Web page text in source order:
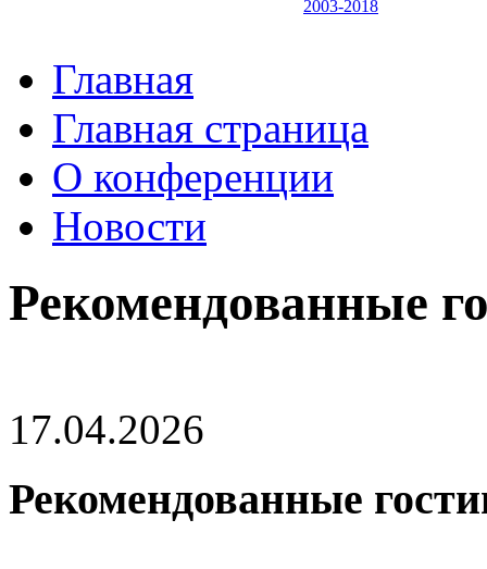
2003-2018
Главная
Главная страница
О конференции
Новости
Рекомендованные
17.04.2026
Рекомендованные